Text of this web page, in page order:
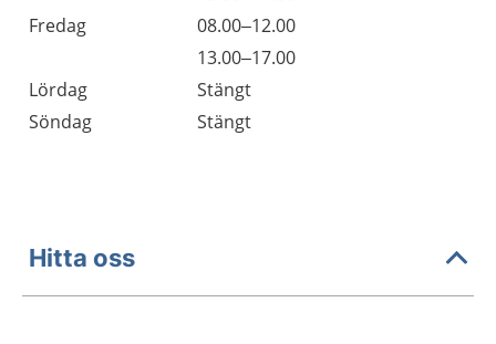
Fredag
08.00–12.00
13.00–17.00
Lördag
Stängt
Söndag
Stängt
Hitta oss